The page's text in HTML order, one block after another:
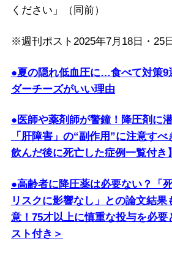
ください」（同前）
※週刊ポスト2025年7月18日・25
●夏の隠れ低血圧に…食べて対策9
ダーチーズがいい理由
●医師や薬剤師が警鐘！降圧剤に
「肝障害」の“副作用”に注意す
飲んだ後に死亡した症例一覧付き】
●高齢者に降圧薬は必要ない？「
リスクに影響なし」との論文結
意！75才以上に慎重な投与を必要
スト付き＞